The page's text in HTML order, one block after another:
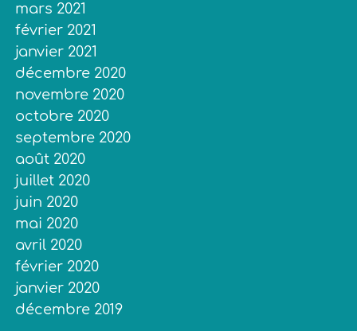
mars 2021
février 2021
janvier 2021
décembre 2020
novembre 2020
octobre 2020
septembre 2020
août 2020
juillet 2020
juin 2020
mai 2020
avril 2020
février 2020
janvier 2020
décembre 2019